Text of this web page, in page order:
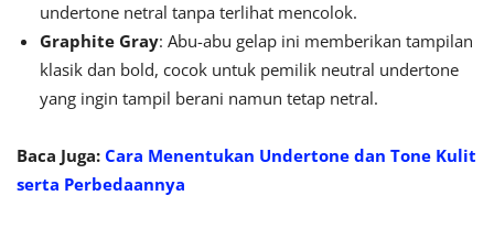
undertone netral tanpa terlihat mencolok.
Graphite Gray: Abu-abu gelap ini memberikan tampilan
klasik dan bold, cocok untuk pemilik neutral undertone
yang ingin tampil berani namun tetap netral.
Baca Juga: Cara Menentukan Undertone dan Tone Kulit
serta Perbedaannya